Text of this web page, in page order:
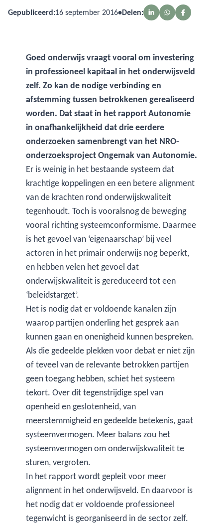
Gepubliceerd:16 september 2016•Delen:
Goed onderwijs vraagt vooral om investering
in professioneel kapitaal in het onderwijsveld
zelf. Zo kan de nodige verbinding en
afstemming tussen betrokkenen gerealiseerd
worden. Dat staat in het rapport Autonomie
in onafhankelijkheid dat drie eerdere
onderzoeken samenbrengt van het NRO-
onderzoeksproject Ongemak van Autonomie.
Er is weinig in het bestaande systeem dat
krachtige koppelingen en een betere alignment
van de krachten rond onderwijskwaliteit
tegenhoudt. Toch is vooralsnog de beweging
vooral richting systeemconformisme. Daarmee
is het gevoel van ‘eigenaarschap’ bij veel
actoren in het primair onderwijs nog beperkt,
en hebben velen het gevoel dat
onderwijskwaliteit is gereduceerd tot een
‘beleidstarget’.
Het is nodig dat er voldoende kanalen zijn
waarop partijen onderling het gesprek aan
kunnen gaan en onenigheid kunnen bespreken.
Als die gedeelde plekken voor debat er niet zijn
of teveel van de relevante betrokken partijen
geen toegang hebben, schiet het systeem
tekort. Over dit tegenstrijdige spel van
openheid en geslotenheid, van
meerstemmigheid en gedeelde betekenis, gaat
systeemvermogen. Meer balans zou het
systeemvermogen om onderwijskwaliteit te
sturen, vergroten.
In het rapport wordt gepleit voor meer
alignment in het onderwijsveld. En daarvoor is
het nodig dat er voldoende professioneel
tegenwicht is georganiseerd in de sector zelf.